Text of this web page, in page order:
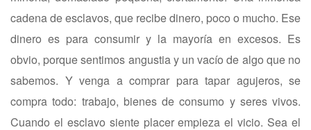
cadena de esclavos, que recibe dinero, poco o mucho. Ese
dinero es para consumir y la mayoría en excesos. Es
obvio, porque sentimos angustia y un vacío de algo que no
sabemos. Y venga a comprar para tapar agujeros, se
compra todo: trabajo, bienes de consumo y seres vivos.
Cuando el esclavo siente placer empieza el vicio. Sea el